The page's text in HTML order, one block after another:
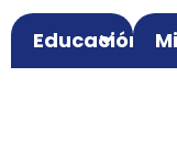
Educación